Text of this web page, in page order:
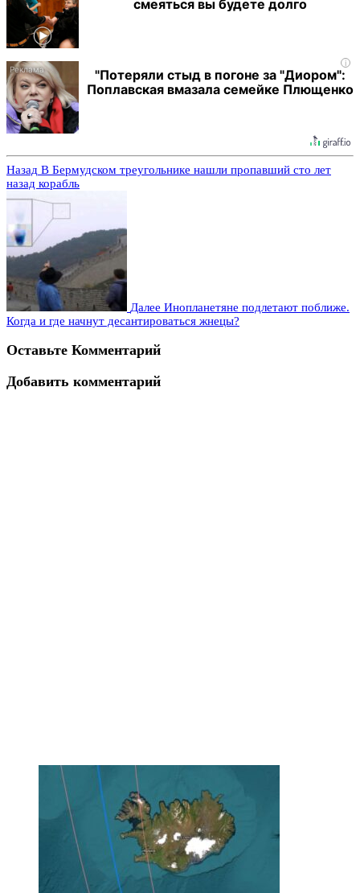
смеяться вы будете долго
i
"Потеряли стыд в погоне за "Диором":
Поплавская вмазала семейке Плющенко
Назад В Бермудском треугольнике нашли пропавший сто лет
назад корабль
Далее Инопланетяне подлетают поближе.
Когда и где начнут десантироваться жнецы?
Оставьте Комментарий
Добавить комментарий